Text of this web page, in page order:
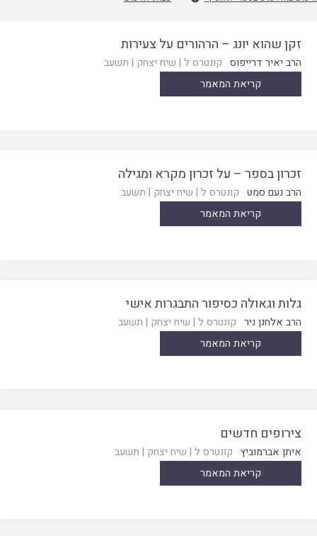
זקן שהוא יונג – הרהורים על צעירות
הרב יאיר דרייפוס קונטרס ל | שיח יצחק | תשעב
קריאת המאמר
זכרון בספר – על זכרון מקרא ומגילה
הרב נעם סמט קונטרס ל | שיח יצחק | תשעב
קריאת המאמר
גלות וגאולה כסיפור התבגרות אישי
הרב אלחנן ניר קונטרס ל | שיח יצחק | תשעב
קריאת המאמר
צירופים חדשים
איתן אברמוביץ קונטרס ל | שיח יצחק | תשעב
קריאת המאמר